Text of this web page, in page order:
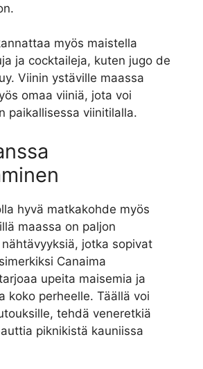
myös maistella
ja cocktaileja, kuten jugo de
Viinin ystäville maassa
omaa viiniä, jota voi
paikallisessa viinitilalla.
hyvä matkakohde myös
maassa on paljon
jotka sopivat
Canaima
upeita maisemia ja
koko perheelle. Täällä voi
tehdä veneretkiä
piknikistä kauniissa